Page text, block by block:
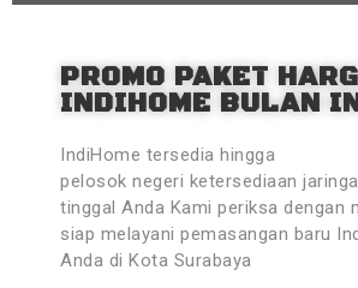
PROMO PAKET
INDIHOME BULAN
IndiHome tersedia hingga
pelosok negeri ketersediaan
tinggal Anda Kami periksa dengan
siap melayani pemasangan baru
Anda di Kota Surabaya